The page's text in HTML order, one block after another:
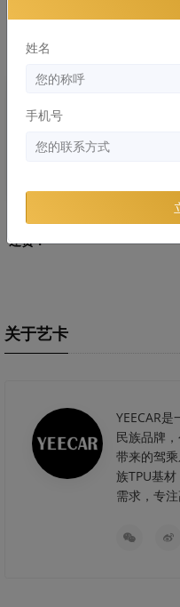
劣质隐形车危害：浪费的钱比膜
还贵！
关于艺卡
YEECAR
民族品牌
带来的驾
族TPU基
需求，专
姓名
手机号